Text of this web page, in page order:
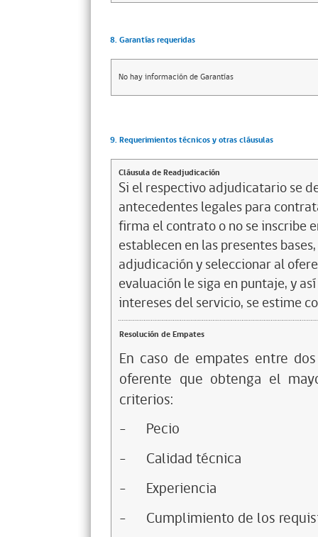
8. Garantías requeridas
No hay información de Garantías
9. Requerimientos técnicos y otras cláusulas
Cláusula de Readjudicación
Si el respectivo adjudicatario se
antecedentes legales para
firma el contrato o no se inscribe
establecen en las presentes
adjudicación y seleccionar al
evaluación le siga en puntaje, y
intereses del servicio, se estime
Resolución de Empates
En caso de empates entre
oferente que obtenga el
criterios:
-
Pecio
-
Calidad técnica
-
Experiencia
-
Cumplimiento de los